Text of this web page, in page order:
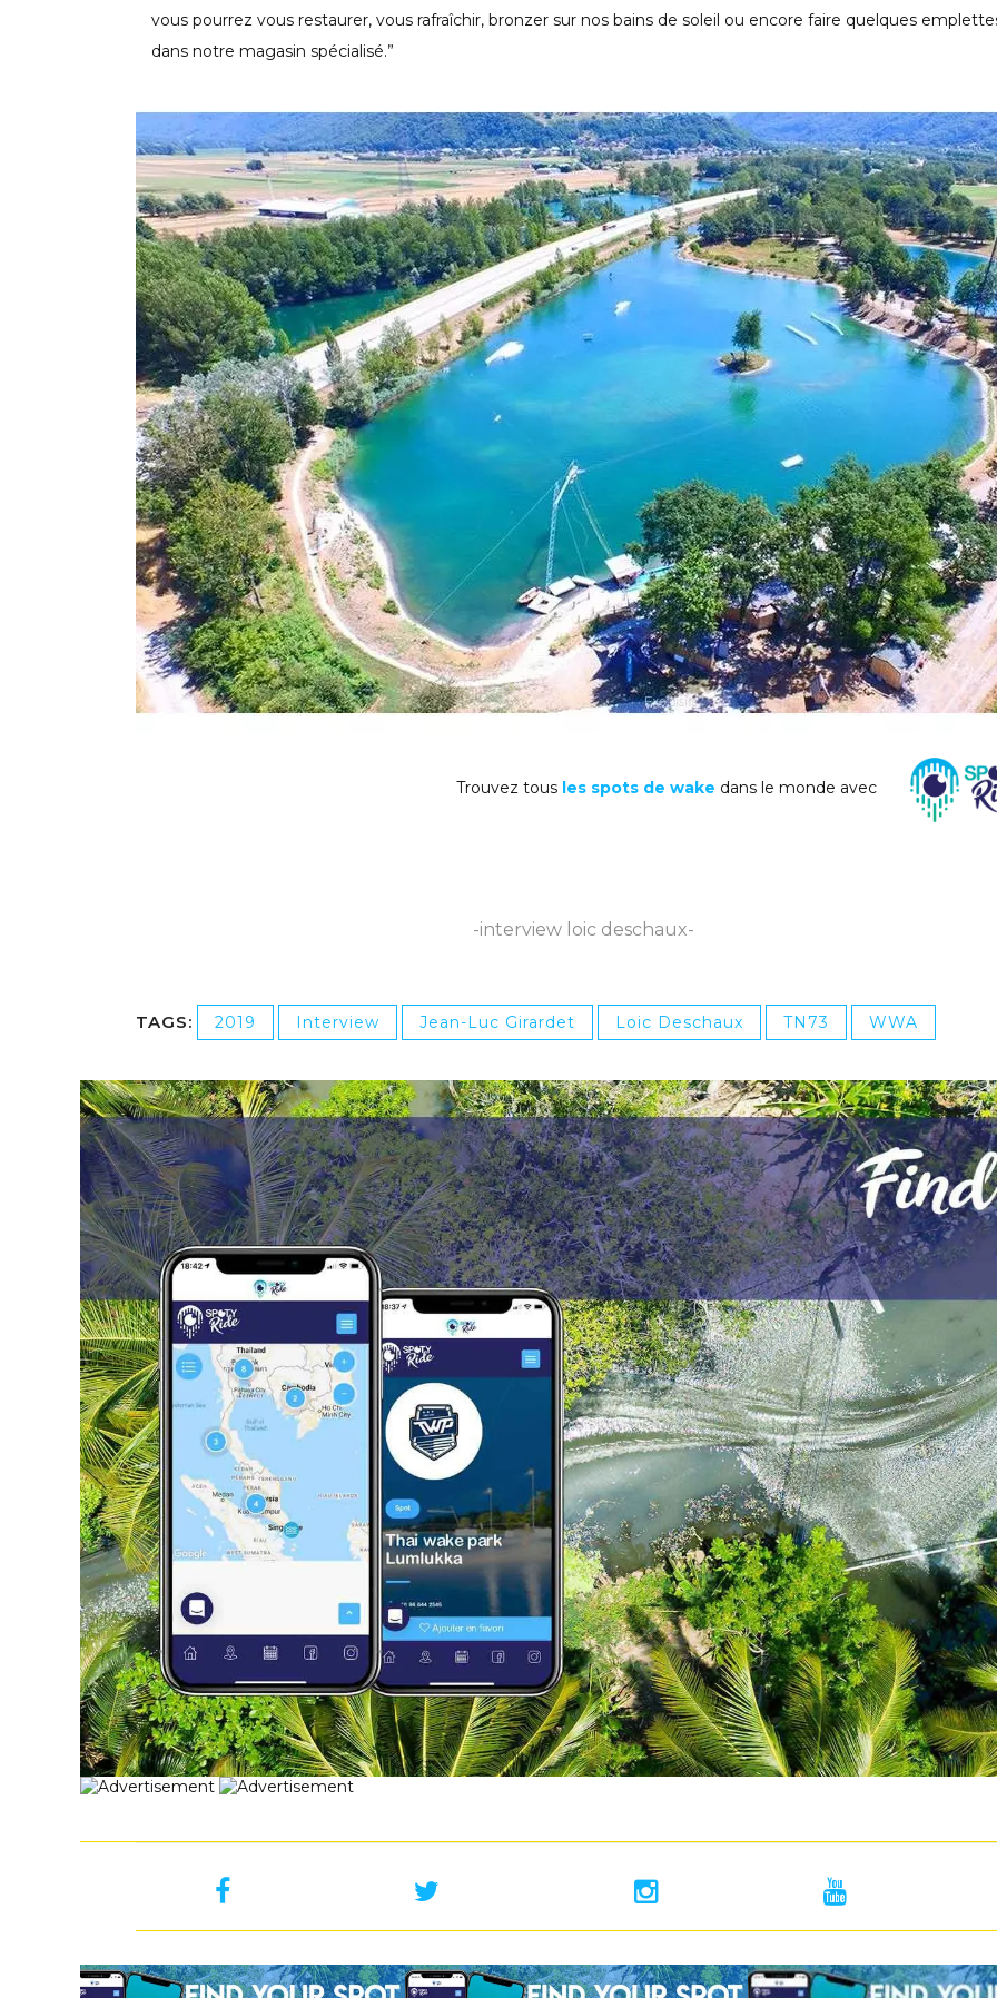
vous pourrez vous restaurer, vous rafraîchir, bronzer sur nos bains de soleil ou encore faire quelques
dans notre magasin spécialisé.”
Trouvez tousles spots de wake dans le monde avec
-interview loic deschaux-
TAGS: 2019 Interview Jean-Luc Girardet Loic Deschaux TN73 WWA